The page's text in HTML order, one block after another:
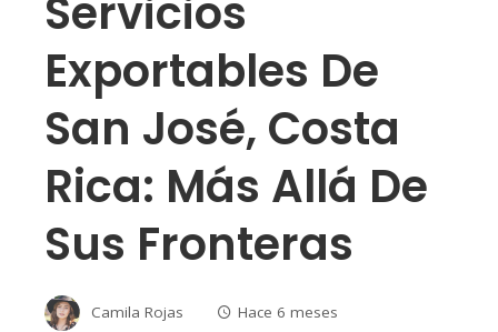
Servicios
Exportables De
San José, Costa
Rica: Más Allá De
Sus Fronteras
Camila Rojas
Hace 6 meses